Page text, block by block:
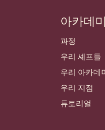
아카데미
과정
우리 셰프들
우리 아카데
우리 지점
튜토리얼